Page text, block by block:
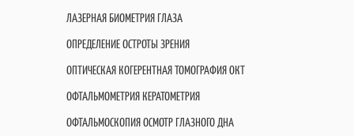
ЛАЗЕРНАЯ БИОМЕТРИЯ ГЛАЗА
ОПРЕДЕЛЕНИЕ ОСТРОТЫ ЗРЕНИЯ
ОПТИЧЕСКАЯ КОГЕРЕНТНАЯ ТОМОГРАФИЯ OКT
ОФТАЛЬМОМЕТРИЯ КЕРАТОМЕТРИЯ
ОФТАЛЬМОСКОПИЯ ОСМОТР ГЛАЗНОГО ДНА